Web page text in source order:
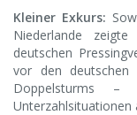
Kleiner Exkurs:
Niederlande
deutschen
vor den
Doppelsturms –
Unterzahlsituationen